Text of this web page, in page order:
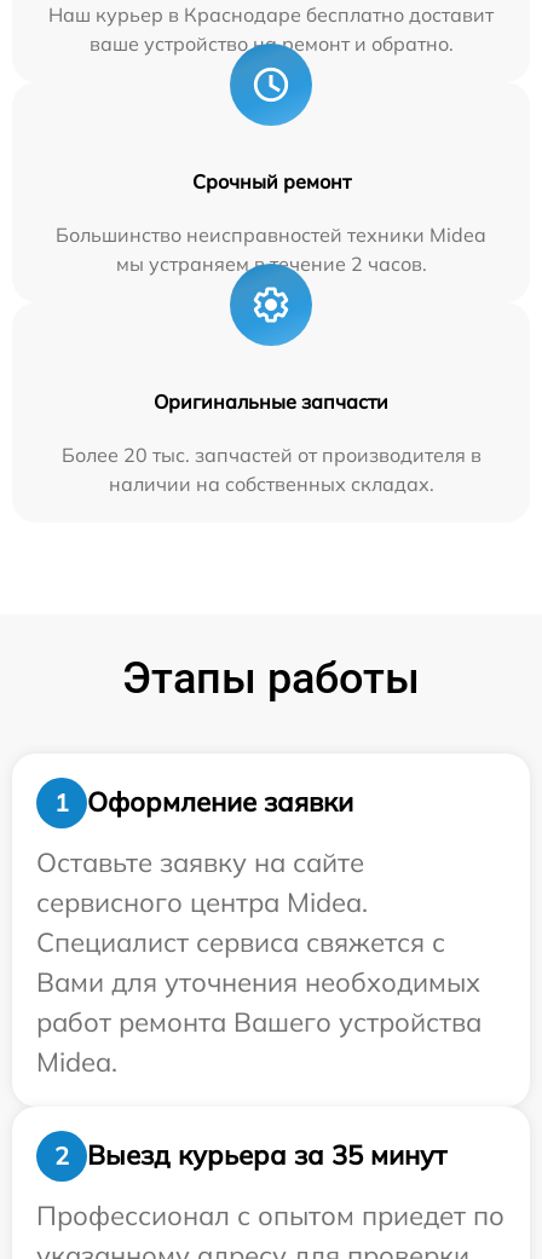
Наш курьер в Краснодаре бесплатно доставит
ваше устройство на ремонт и обратно.
Срочный ремонт
Большинство неисправностей техники Midea
мы устраняем в течение 2 часов.
Оригинальные запчасти
Более 20 тыс. запчастей от производителя в
наличии на собственных складах.
Этапы работы
1
Оформление заявки
Оставьте заявку на сайте
сервисного центра Midea.
Специалист сервиса свяжется с
Вами для уточнения необходимых
работ ремонта Вашего устройства
Midea.
2
Выезд курьера за 35 минут
Профессионал с опытом приедет по